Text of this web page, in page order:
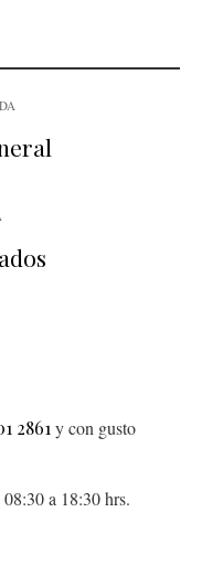
2861 y con gusto
a 18:30 hrs.